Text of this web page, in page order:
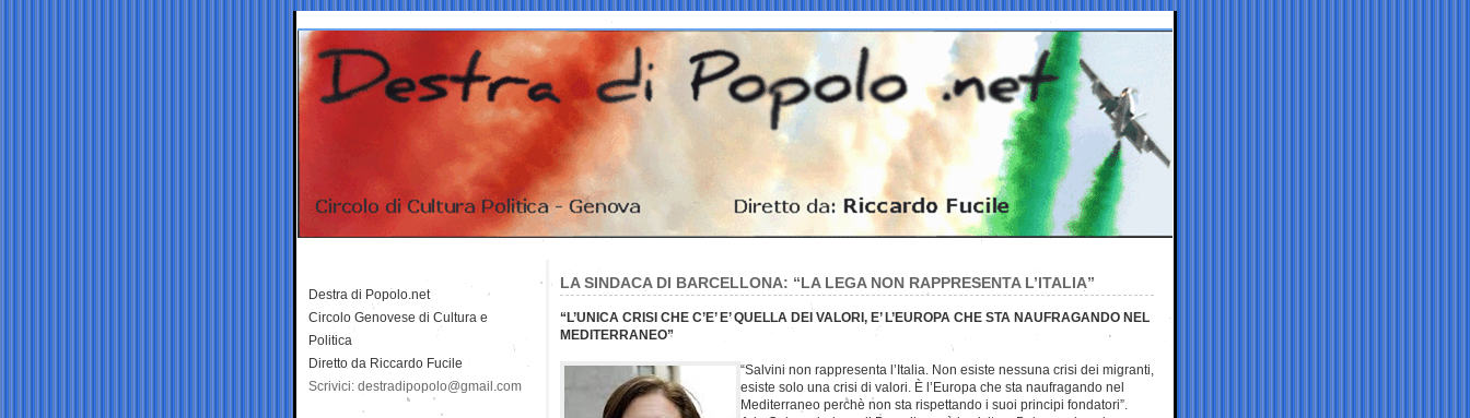
LA SINDACA DI BARCELLONA: “LA LEGA NON RAPPRESENTA L’ITALIA”
“L’UNICA CRISI CHE C’E’ E’ QUELLA DEI VALORI, E’ L’EUROPA CHE STA NAUFRAGANDO NEL
MEDITERRANEO”
“Salvini non rappresenta l’Italia. Non esiste nessuna crisi dei migranti,
esiste solo una crisi di valori. È l’Europa che sta naufragando nel
Mediterraneo perchè non sta rispettando i suoi principi fondatori”.
Destra di Popolo.net
Circolo Genovese di Cultura e
Politica
Diretto da Riccardo Fucile
Scrivici: destradipopolo@gmail.com